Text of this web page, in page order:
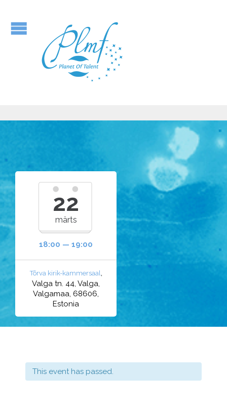
22
märts
18:00 — 19:00
Tõrva kirik-kammersaal,
Valga tn. 44, Valga,
Valgamaa, 68606,
Estonia
This event has passed.